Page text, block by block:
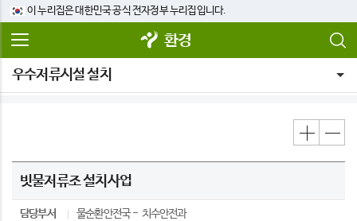
이 누리집은 대한민국 공식 전자정부 누리집입니다.
환경
우수저류시설 설치
빗물저류조 설치사업
담당부서 물순환안전국
치수안전과